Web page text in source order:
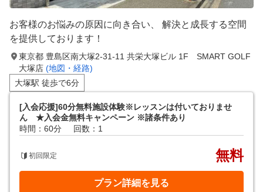
お客様のお悩みの原因に向き合い、 解決と成長する空間
を提供しております！
東京都 豊島区南大塚2-31-11 共栄大塚ビル 1F SMART GOLF
大塚店 (地図・経路)
大塚駅 徒歩で6分
[入会応援]60分無料施設体験※レッスンは付いておりませ
ん ★入会金無料キャンペーン ※諸条件あり
時間：60分
回数：1
初回限定 無料
プラン詳細を見る